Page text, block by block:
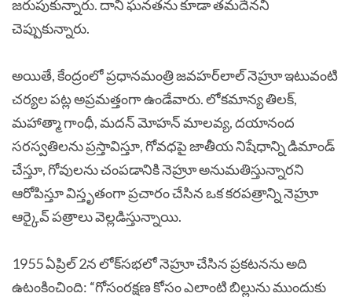
జరుపుకున్నారు. దాని ఘనతను కూడా తమదేనని
చెప్పుకున్నారు.
అయితే, కేంద్రంలో ప్రధానమంత్రి జవహర్‌లాల్ నెహ్రూ ఇటువంటి
చర్యల పట్ల అప్రమత్తంగా ఉండేవారు. లోకమాన్య తిలక్,
మహాత్మా గాంధీ, మదన్ మోహన్ మాలవ్య, దయానంద
సరస్వతిలను ప్రస్తావిస్తూ, గోవధపై జాతీయ నిషేధాన్ని డిమాండ్
చేస్తూ, గోవులను చంపడానికి నెహ్రూ అనుమతిస్తున్నారని
ఆరోపిస్తూ విస్తృతంగా ప్రచారం చేసిన ఒక కరపత్రాన్ని నెహ్రూ
ఆర్కైవ్ పత్రాలు వెల్లడిస్తున్నాయి.
1955 ఏప్రిల్ 2న లోక్‌సభలో నెహ్రూ చేసిన ప్రకటనను అది
ఉటంకించింది: “గోసంరక్షణ కోసం ఎలాంటి బిల్లును ముందుకు